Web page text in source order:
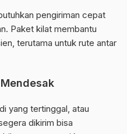
pengiriman cepat
Paket kilat membantu
terutama untuk rute antar
yang tertinggal, atau
dikirim bisa